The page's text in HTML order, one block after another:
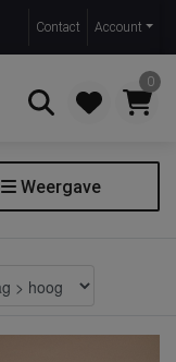
Contact Account
0
Zoeken
Weergave